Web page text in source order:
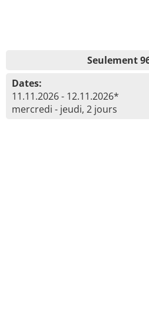
Seulement
Dates:
11.11.2026 - 12.11.2026*
mercredi - jeudi, 2 jours